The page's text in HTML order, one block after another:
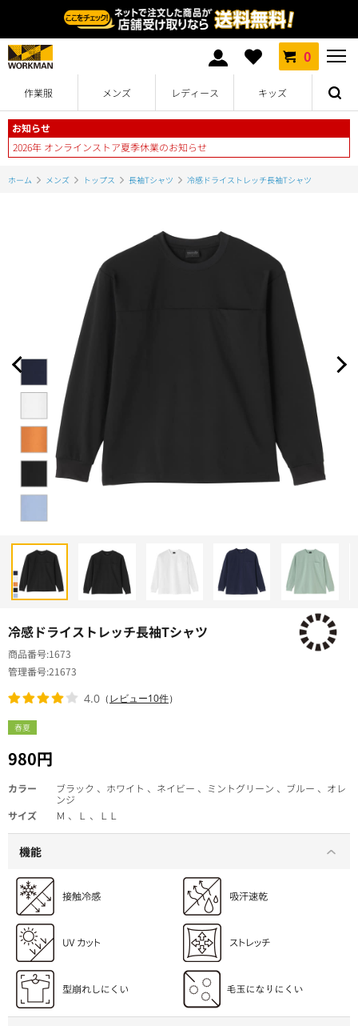
0
作業服 メンズ レディース キッズ
お知らせ
2026年 オンラインストア夏季休業のお知らせ
ホーム メンズ トップス 長袖Tシャツ 冷感ドライストレッチ長袖Tシャツ
冷感ドライストレッチ長袖Tシャツ
春夏
980円
商品番号 1673
管理番号21673
4.0 （レビュー10件）
カラー
ブラック 、ホワイト 、ネイビー 、ミントグリーン 、ブルー 、オレ
ンジ
サイズ
Ｍ 、Ｌ 、ＬＬ
機能